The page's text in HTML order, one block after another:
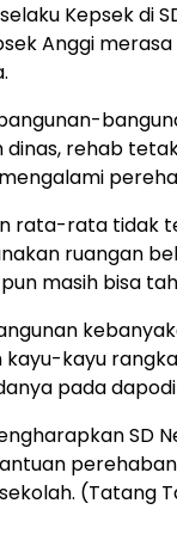
Kepsek di
Anggi
rehab
rata-rata tidak
ruangan
masih bisa
kayu
pada
SD
(Tatang